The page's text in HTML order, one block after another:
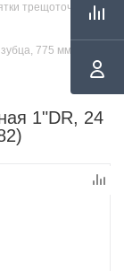
трещоточные
775 мм
1"DR, 24